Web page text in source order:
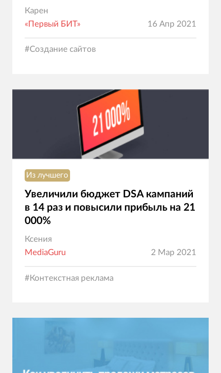
Карен
«Первый БИТ»
16 Апр 2021
#Создание сайтов
Из лучшего
Увеличили бюджет DSA кампаний
в 14 раз и повысили прибыль на 21
000%
Ксения
MediaGuru
2 Мар 2021
#Контекстная реклама